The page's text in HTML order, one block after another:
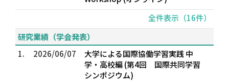
全件表示（16件）
研究業績（学会発表）
1.
2026/06/07
大学による国際協働学習実践 中
学・高校編 (第4回 国際共同学習
シンポジウム)